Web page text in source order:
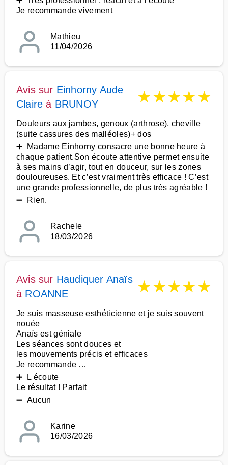
Je recommande vivement
Mathieu
11/04/2026
Avis sur Einhorny Aude
Claire à BRUNOY ★★★★★
Douleurs aux jambes, genoux (arthrose), cheville
(suite cassures des malléoles)+ dos
➕ Madame Einhorny consacre une bonne heure à
chaque patient.Son écoute attentive permet ensuite
à ses mains d’agir, tout en douceur, sur les zones
douloureuses. Et c’est vraiment très efficace ! C’est
une grande professionnelle, de plus très agréable !
➖ Rien.
Rachele
18/03/2026
Avis sur Haudiquer Anaïs
à ROANNE ★★★★★
Je suis masseuse esthéticienne et je suis souvent
nouée
Anaïs est géniale
Les séances sont douces et
les mouvements précis et efficaces
Je recommande …
➕ L écoute
Le résultat ! Parfait
➖ Aucun
Karine
16/03/2026